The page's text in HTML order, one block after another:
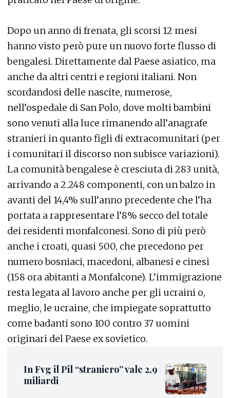
Dopo un anno di frenata, gli scorsi 12 mesi
hanno visto però pure un nuovo forte flusso di
bengalesi. Direttamente dal Paese asiatico, ma
anche da altri centri e regioni italiani. Non
scordandosi delle nascite, numerose,
nell’ospedale di San Polo, dove molti bambini
sono venuti alla luce rimanendo all’anagrafe
stranieri in quanto figli di extracomunitari (per
i comunitari il discorso non subisce variazioni).
La comunità bengalese è cresciuta di 283 unità,
arrivando a 2.248 componenti, con un balzo in
avanti del 14,4% sull’anno precedente che l’ha
portata a rappresentare l’8% secco del totale
dei residenti monfalconesi. Sono di più però
anche i croati, quasi 500, che precedono per
numero bosniaci, macedoni, albanesi e cinesi
(158 ora abitanti a Monfalcone). L’immigrazione
resta legata al lavoro anche per gli ucraini o,
meglio, le ucraine, che impiegate soprattutto
come badanti sono 100 contro 37 uomini
originari del Paese ex sovietico.
In Fvg il Pil “straniero” vale 2,9
miliardi